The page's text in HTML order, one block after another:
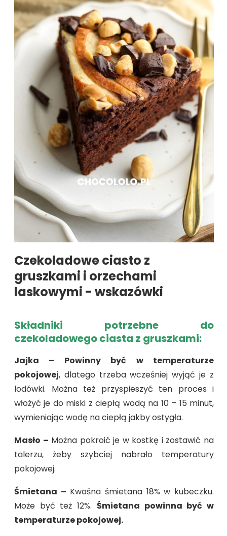
Czekoladowe ciasto z
gruszkami i orzechami
laskowymi - wskazówki
Składniki potrzebne do
czekoladowego ciasta z gruszkami:
Jajka – Powinny być
w temperaturze
pokojowej, dlatego trzeba wcześniej wyjąć je z
lodówki. Można też przyspieszyć ten proces i
włożyć je do miski z ciepłą wodą na 10 – 15 minut,
wymieniając wodę na ciepłą jakby ostygła.
Masło – Można pokroić je w kostkę i zostawić na
talerzu, żeby szybciej nabrało temperatury
pokojowej.
Śmietana – Kwaśna śmietana 18% w kubeczku.
Może być też 12%. Śmietana powinna być w
temperaturze pokojowej.